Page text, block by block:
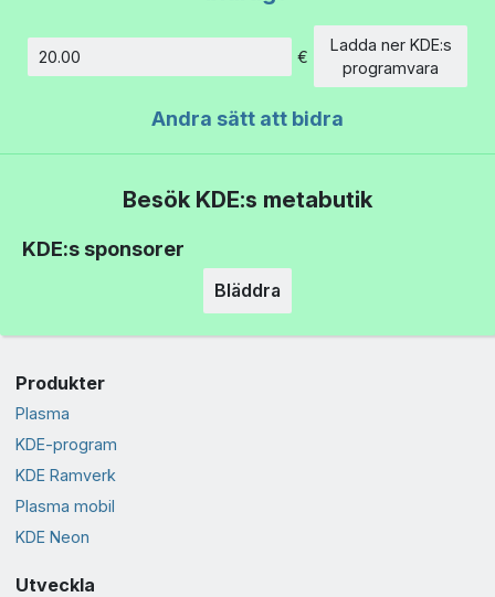
€
Ladda ner KDE:s
programvara
Andra sätt att bidra
Besök KDE:s metabutik
KDE:s sponsorer
Bläddra
Produkter
Plasma
KDE-program
KDE Ramverk
Plasma mobil
KDE Neon
Utveckla